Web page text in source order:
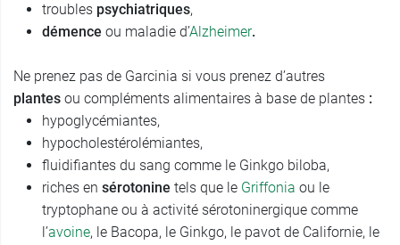
troubles psychiatriques,
démence ou maladie d’Alzheimer.
Ne prenez pas de Garcinia si vous prenez d’autres
plantes ou compléments alimentaires à base de plantes :
hypoglycémiantes,
hypocholestérolémiantes,
fluidifiantes du sang comme le Ginkgo biloba,
riches en sérotonine tels que le Griffonia ou le
tryptophane ou à activité sérotoninergique comme
l’avoine, le Bacopa, le Ginkgo, le pavot de Californie, le